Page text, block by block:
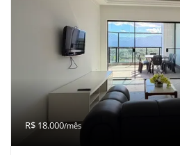
R$ 18.000/mês